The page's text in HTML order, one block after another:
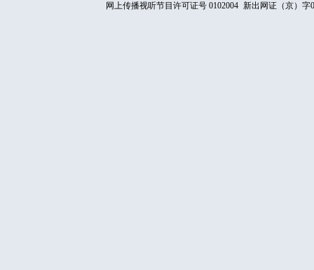
网上传播视听节目许可证号 0102004 新出网证（京）